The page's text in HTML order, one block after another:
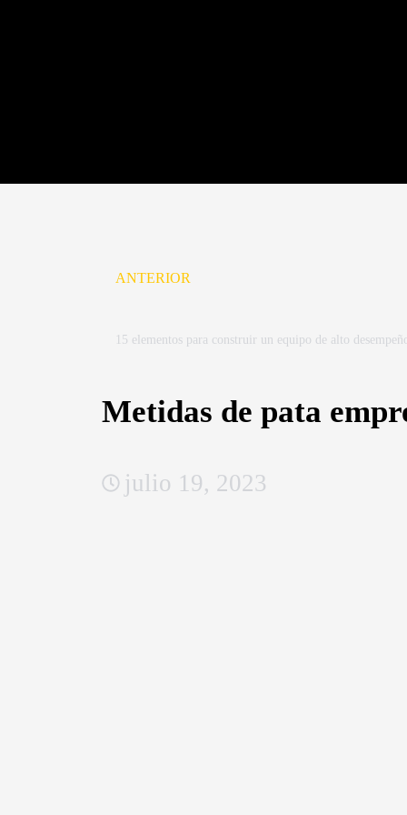
Prev
ANTERIOR
15 elementos para construir un equipo de alto
Metidas de pata
julio 19, 2023